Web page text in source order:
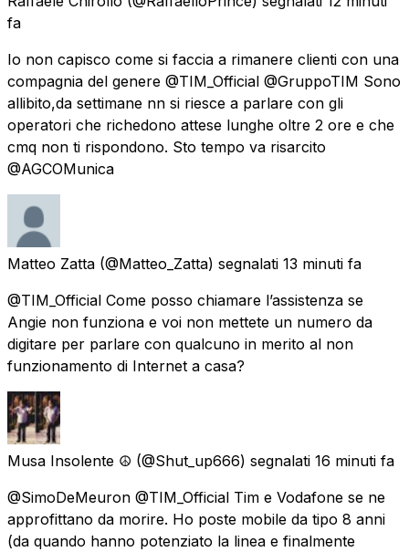
fa
Io non capisco come si faccia a rimanere clienti con una
compagnia del genere @TIM_Official @GruppoTIM Sono
allibito,da settimane nn si riesce a parlare con gli
operatori che richedono attese lunghe oltre 2 ore e che
cmq non ti rispondono. Sto tempo va risarcito
@AGCOMunica
Matteo Zatta (@Matteo_Zatta) segnalati 13 minuti fa
@TIM_Official Come posso chiamare l’assistenza se
Angie non funziona e voi non mettete un numero da
digitare per parlare con qualcuno in merito al non
funzionamento di Internet a casa?
Musa Insolente ☮️ (@Shut_up666) segnalati 16 minuti fa
@SimoDeMeuron @TIM_Official Tim e Vodafone se ne
approfittano da morire. Ho poste mobile da tipo 8 anni
(da quando hanno potenziato la linea e finalmente